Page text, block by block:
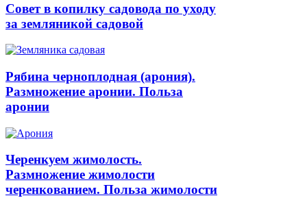
Совет в копилку садовода по уходу
за земляникой садовой
Рябина черноплодная (арония).
Размножение аронии. Польза
аронии
Черенкуем жимолость.
Размножение жимолости
черенкованием. Польза жимолости